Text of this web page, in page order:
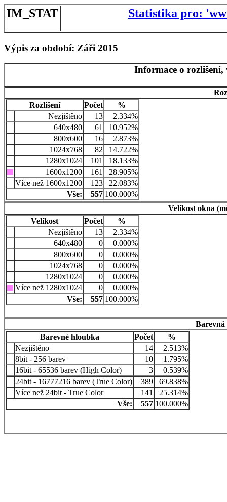
IM_STAT Statistika pro:
Výpis za období: Záři 2015
Informace o
Rozlišení
Počet
%
Nezjištěno
13
2.334%
640x480
61
10.952%
800x600
16
2.873%
1024x768
82
14.722%
1280x1024
101
18.133%
1600x1200
161
28.905%
Více než 1600x1200
123
22.083%
Vše:
557 100.000%
Velikost okna
Velikost
Počet
%
Nezjištěno
13
2.334%
640x480
0
0.000%
800x600
0
0.000%
1024x768
0
0.000%
1280x1024
0
0.000%
Více než 1280x1024
0
0.000%
Vše:
557 100.000%
Barevná
Barevné hloubka
Počet
%
Nezjištěno
14
2.513%
8bit - 256 barev
10
1.795%
16bit - 65536 barev (High Color)
3
0.539%
24bit - 16777216 barev (True Color)
389
69.838%
Více než 24bit - True Color
141
25.314%
Vše:
557 100.000%